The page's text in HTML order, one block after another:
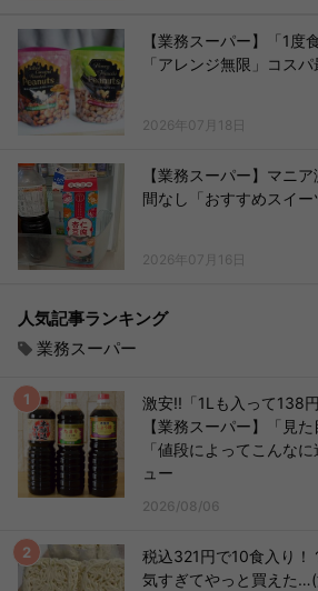
【業務スーパー】「1度
「アレンジ無限」コス
2026年07月18日
【業務スーパー】マニ
間なし「おすすめスイー
2026年07月16日
人気記事ランキング
業務スーパー
激安!!「1Lも入って138
【業務スーパー】「見
「値段によってこんな
ュー
2026/08/06
税込321円で10食入り！
気すぎてやっと買えた